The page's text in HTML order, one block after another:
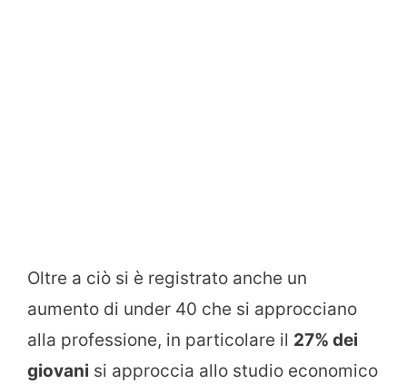
Oltre a ciò si è registrato anche un
aumento di under 40 che si approcciano
alla professione, in particolare il 27% dei
giovani si approccia allo studio economico